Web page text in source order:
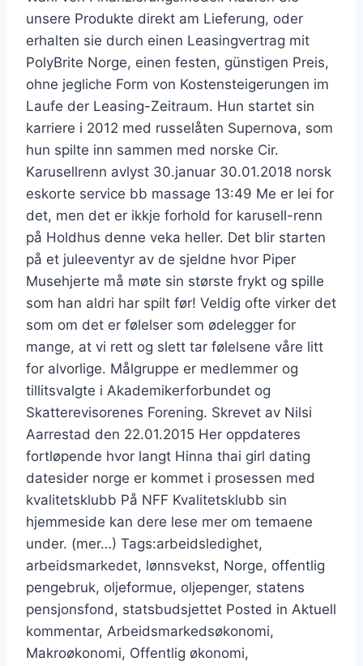
unsere Produkte direkt am Lieferung, oder
erhalten sie durch einen Leasingvertrag mit
PolyBrite Norge, einen festen, günstigen Preis,
ohne jegliche Form von Kostensteigerungen im
Laufe der Leasing-Zeitraum. Hun startet sin
karriere i 2012 med russelåten Supernova, som
hun spilte inn sammen med norske Cir.
Karusellrenn avlyst 30.januar 30.01.2018 norsk
eskorte service bb massage 13:49 Me er lei for
det, men det er ikkje forhold for karusell-renn
på Holdhus denne veka heller. Det blir starten
på et juleeventyr av de sjeldne hvor Piper
Musehjerte må møte sin største frykt og spille
som han aldri har spilt før! Veldig ofte virker det
som om det er følelser som ødelegger for
mange, at vi rett og slett tar følelsene våre litt
for alvorlige. Målgruppe er medlemmer og
tillitsvalgte i Akademikerforbundet og
Skatterevisorenes Forening. Skrevet av Nilsi
Aarrestad den 22.01.2015 Her oppdateres
fortløpende hvor langt Hinna thai girl dating
datesider norge er kommet i prosessen med
kvalitetsklubb På NFF Kvalitetsklubb sin
hjemmeside kan dere lese mer om temaene
under. (mer…) Tags:arbeidsledighet,
arbeidsmarkedet, lønnsvekst, Norge, offentlig
pengebruk, oljeformue, oljepenger, statens
pensjonsfond, statsbudsjettet Posted in Aktuell
kommentar, Arbeidsmarkedsøkonomi,
Makroøkonomi, Offentlig økonomi,